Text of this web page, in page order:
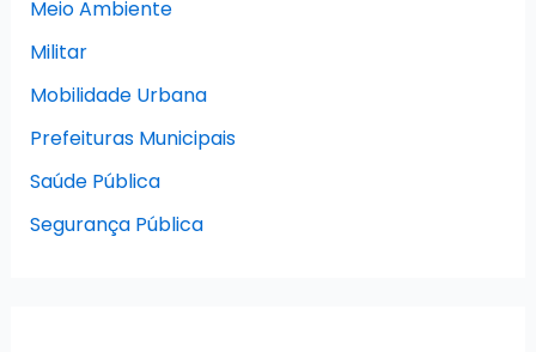
Meio Ambiente
Militar
Mobilidade Urbana
Prefeituras Municipais
Saúde Pública
Segurança Pública